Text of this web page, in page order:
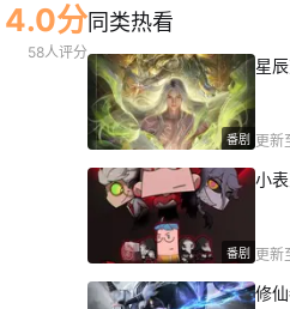
4.0分
58人评分
同类热看
番剧
星
更新
番剧
小
更新
修